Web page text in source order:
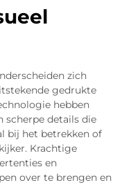
zich
gedrukte
hebben
scherpe details die
bij het betrekken of
Krachtige
en
over te brengen en